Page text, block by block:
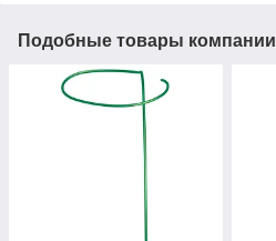
Подобные товары компании